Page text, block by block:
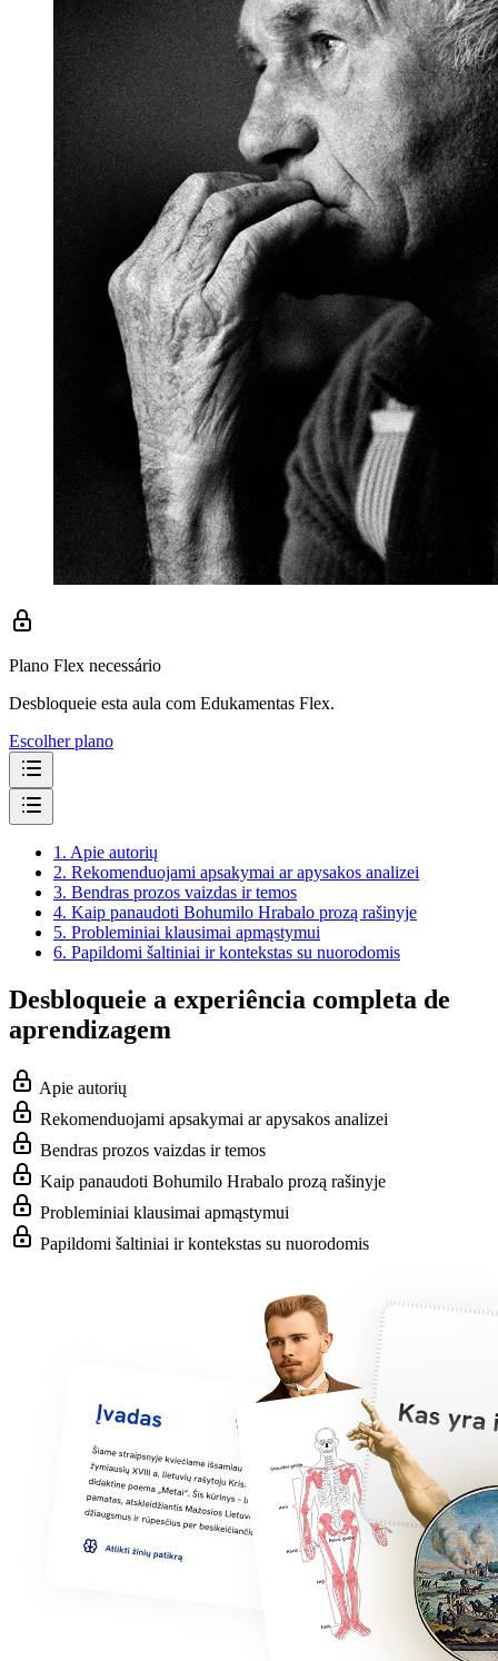
Plano Flex necessário
Desbloqueie esta aula com Edukamentas Flex.
Escolher plano
1. Apie autorių
2. Rekomenduojami apsakymai ar apysakos analizei
3. Bendras prozos vaizdas ir temos
4. Kaip panaudoti Bohumilo Hrabalo prozą rašinyje
5. Probleminiai klausimai apmąstymui
6. Papildomi šaltiniai ir kontekstas su nuorodomis
Desbloqueie a experiência completa de
aprendizagem
Apie autorių
Rekomenduojami apsakymai ar apysakos analizei
Bendras prozos vaizdas ir temos
Kaip panaudoti Bohumilo Hrabalo prozą rašinyje
Probleminiai klausimai apmąstymui
Papildomi šaltiniai ir kontekstas su nuorodomis